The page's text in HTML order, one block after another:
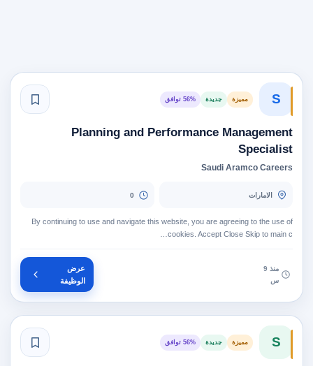
S مميزة جديدة 56% توافق
Planning and Performance Management
Specialist
Saudi Aramco Careers
الامارات 0
By continuing to use and navigate this website, you are agreeing to the use of
cookies. Accept Close Skip to main c…
منذ 9
س
عرض
الوظيفة
S مميزة جديدة 56% توافق